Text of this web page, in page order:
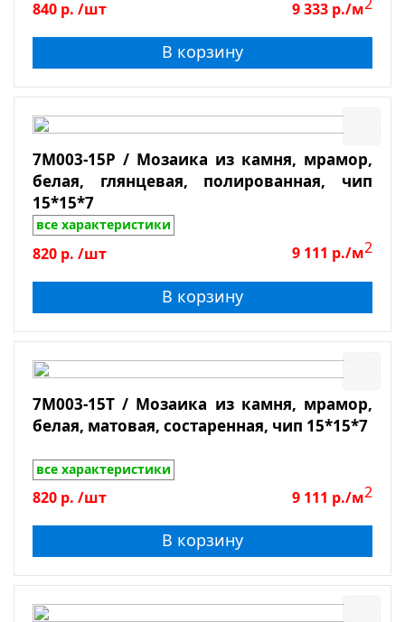
840 р. /шт 9 333 р./м
В корзину
7M003-15P / Мозаика из камня, мрамор,
белая, глянцевая, полированная, чип
15*15*7
все характеристики
820 р. /шт 9 111 р./м2
В корзину
7M003-15T / Мозаика из камня, мрамор,
белая, матовая, состаренная, чип 15*15*7
все характеристики
820 р. /шт 9 111 р./м2
В корзину